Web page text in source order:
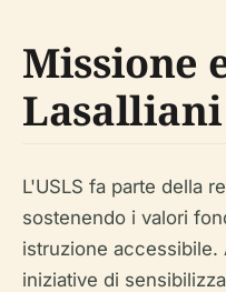
Missione
Lasalliani
L'USLS fa parte della
sostenendo i valori
istruzione accessibile.
iniziative di